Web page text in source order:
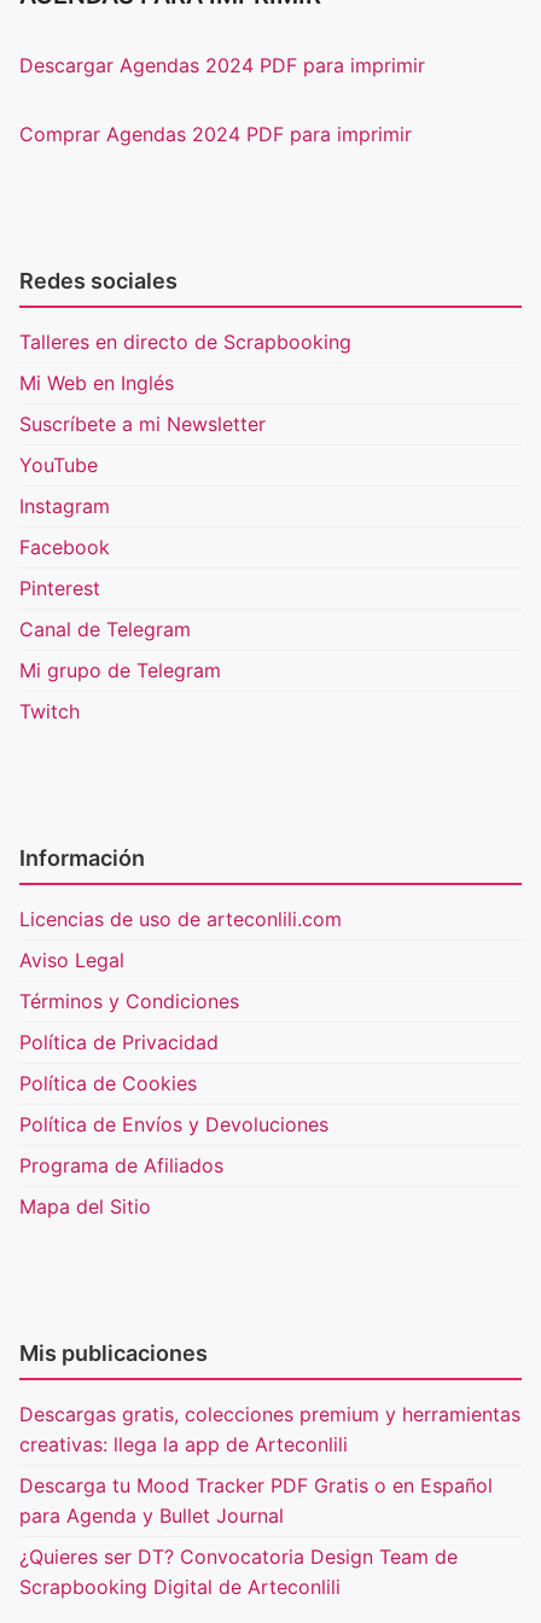
Descargar Agendas 2024 PDF para imprimir
Comprar Agendas 2024 PDF para imprimir
Redes sociales
Talleres en directo de Scrapbooking
Mi Web en Inglés
Suscríbete a mi Newsletter
YouTube
Instagram
Facebook
Pinterest
Canal de Telegram
Mi grupo de Telegram
Twitch
Información
Licencias de uso de arteconlili.com
Aviso Legal
Términos y Condiciones
Política de Privacidad
Política de Cookies
Política de Envíos y Devoluciones
Programa de Afiliados
Mapa del Sitio
Mis publicaciones
Descargas gratis, colecciones premium y herramientas
creativas: llega la app de Arteconlili
Descarga tu Mood Tracker PDF Gratis o en Español
para Agenda y Bullet Journal
¿Quieres ser DT? Convocatoria Design Team de
Scrapbooking Digital de Arteconlili